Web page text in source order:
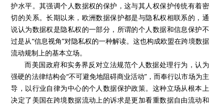
护水平。其强调个人数据权的保护，这与其人权保护传统有着密
切的关系。长期以来，欧洲数据保护都是与隐私权相联系的，通
说认为数据权是隐私权的一部分，所谓的个人数据和信息保护不
过是从“信息视角”对隐私权的一种解读。这也构成欧盟在跨境数据
流动规制上的基本立场。
而美国政府和实务界反对立法规范个人数据处理行为，认为
强硬的法律结构会“不可避免地阻碍商业活动”，而奉行以市场为主
导，以行业自律为中心的个人数据保护政策。这种立场从根本上
决定了美国在跨境数据流动上的诉求是更加看重数据自由流动和